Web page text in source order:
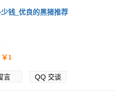
钱_优良的黑猪推荐
1
言 QQ 交谈